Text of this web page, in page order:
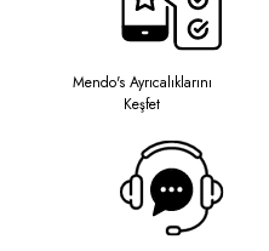
Mendo's Ayrıcalıklarını
Keşfet